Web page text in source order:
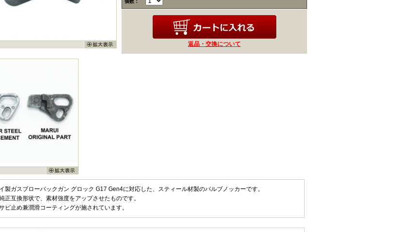
個数：
返品・交換について
製ガスブローバックガン グロック G17 Gen4に対応した、スティール材製のバルブノッカーです。
正互換形状で、素材強度をアップさせたものです。
ビ止め兼潤滑コーティングが施されています。